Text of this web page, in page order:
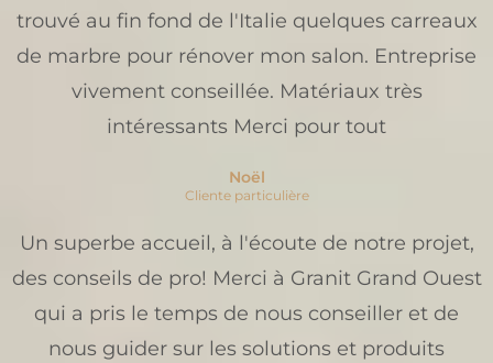
trouvé au fin fond de l'Italie quelques carreaux
de marbre pour rénover mon salon. Entreprise
vivement conseillée. Matériaux très
intéressants Merci pour tout
Noël
Cliente particulière
Un superbe accueil, à l'écoute de notre projet,
des conseils de pro! Merci à Granit Grand Ouest
qui a pris le temps de nous conseiller et de
nous guider sur les solutions et produits